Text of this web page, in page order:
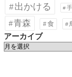
出かける
青森 食
アーカイブ
ア